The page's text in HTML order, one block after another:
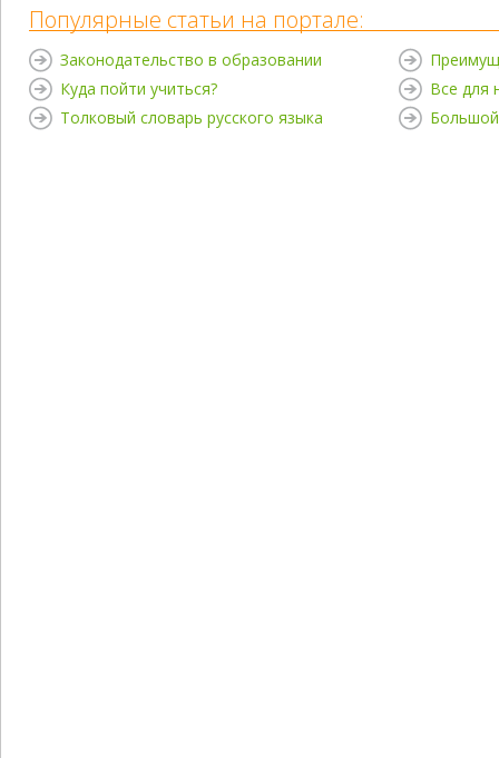
Популярные статьи на портале:
Законодательство в образовании
Куда пойти учиться?
Толковый словарь русского языка
Все для
Большой